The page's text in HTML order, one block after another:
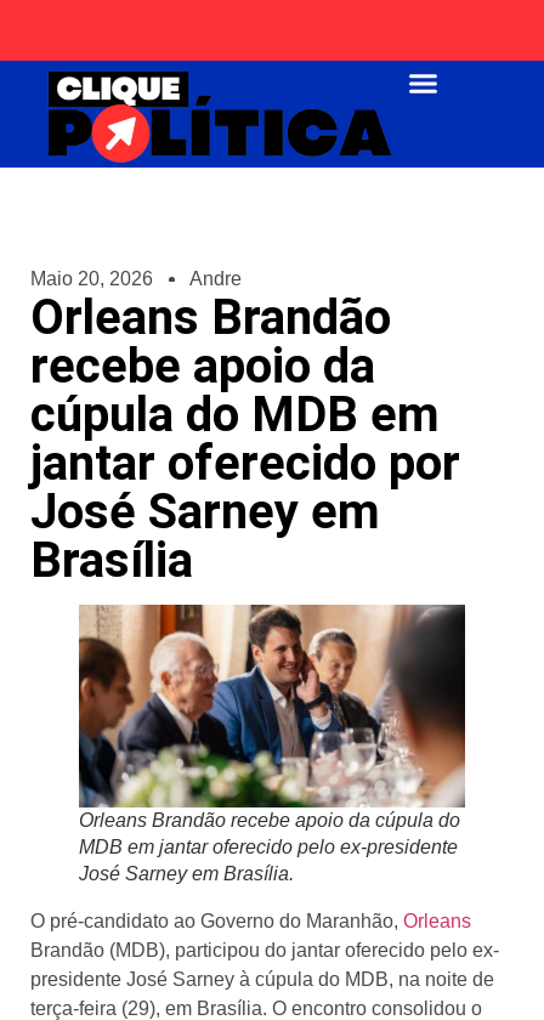
Maio 20, 2026 Andre
Orleans Brandão
recebe apoio da
cúpula do MDB em
jantar oferecido por
José Sarney em
Brasília
Orleans Brandão recebe apoio da cúpula do
MDB em jantar oferecido pelo ex-presidente
José Sarney em Brasília.
O pré-candidato ao Governo do Maranhão, Orleans
Brandão (MDB), participou do jantar oferecido pelo ex-
presidente José Sarney à cúpula do MDB, na noite de
terça-feira (29), em Brasília. O encontro consolidou o